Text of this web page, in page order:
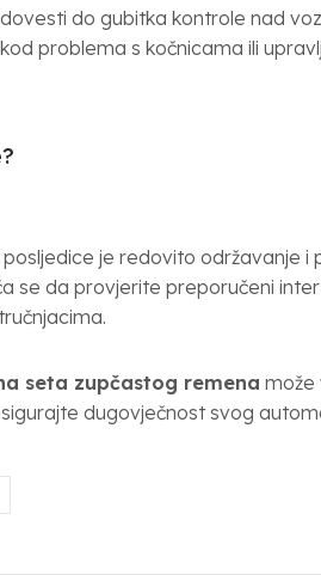
do gubitka kontrole nad
problema s kočnicama ili
je redovito održavanje i
se da provjerite preporučeni
seta zupčastog remena može
dugovječnost svog